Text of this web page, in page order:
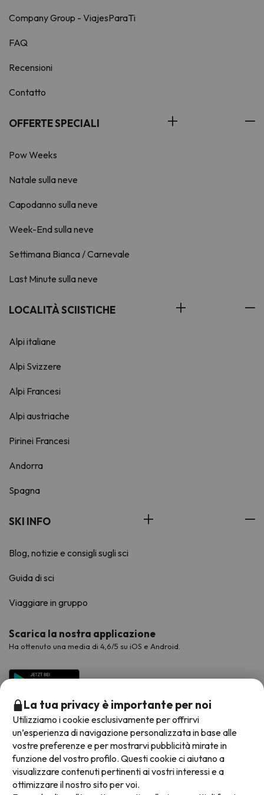
Company Group - ViajesParaTi
FAQ
Recensioni
Contatto
OFFERTE SPECIALI
Pow Weeks
Natale sulla neve
Capodanno sulla neve
Week-End sulla neve
Settimana Bianca / Carnevale
Last Minute sulla neve
LOCALITÀ SCIISTICHE
Alpi italiane
Alpi Svizzere
Alpi Francesi
Alpi austriache
Pirinei Francesi
Andorra
Spagna
SKI INFO
Blog, notizie e consigli sugli sci
Guida di sci
Viaggiare in gruppo
Scarica la nostra applicazione
Ha ottenuto una media di 4,6/5 su iOS e Android.
Metodi di pagamento disponibili
La tua privacy è importante per noi
Utilizziamo i cookie esclusivamente per offrirvi
un’esperienza di navigazione personalizzata in base alle
vostre preferenze e per mostrarvi pubblicità mirate in
funzione del vostro profilo. Questi cookie ci aiutano a
visualizzare contenuti pertinenti ai vostri interessi e a
ottimizzare il nostro sito per voi.